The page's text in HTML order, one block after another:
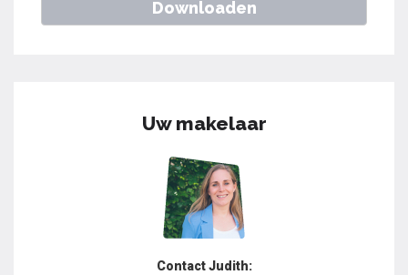
Downloaden
Uw makelaar
Contact Judith: